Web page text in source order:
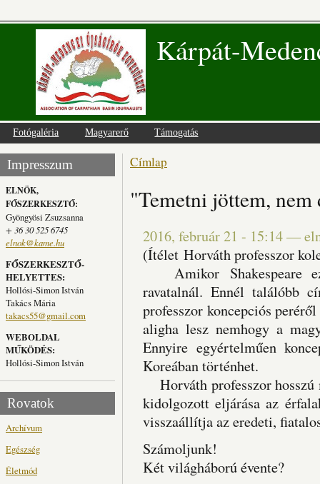
Kárpát-
Fotógaléria Magyarerő Támogatás
Impresszum
ELNÖK,
FŐSZERKESZTŐ:
Gyöngyösi Zsuzsanna
+ 36 30 525 6745
elnok@kame.hu
FŐSZERKESZTŐ-
HELYETTES:
Hollósi-Simon István
Takács Mária
takacs55@gmail.com
WEBOLDAL
MŰKÖDÉS:
Hollósi-Simon István
Rovatok
Archívum
Egészség
Életmód
Jelenlegi hely
Címlap
"Temetni jöttem, nem
2016, február 21 - 15:14—
(Ítélet Horváth professzor
Amikor Shakespeare
ravatalnál. Ennél találóbb
professzor koncepciós
aligha lesz nemhogy a
Ennyire egyértelműen
Koreában történhet.
Horváth professzor hosszú
kidolgozott eljárása az
visszaállítja az eredeti,
Számoljunk!
Két világháború évente?